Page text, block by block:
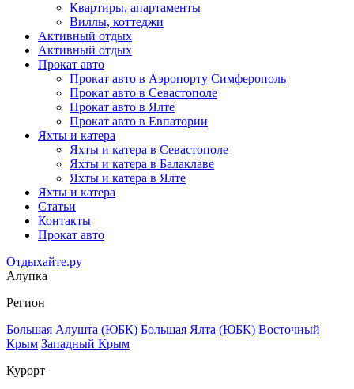
Квартиры, апартаменты
Виллы, коттеджи
Активный отдых
Активный отдых
Прокат авто
Прокат авто в Аэропорту Симферополь
Прокат авто в Севастополе
Прокат авто в Ялте
Прокат авто в Евпатории
Яхты и катера
Яхты и катера в Севастополе
Яхты и катера в Балаклаве
Яхты и катера в Ялте
Яхты и катера
Статьи
Контакты
Прокат авто
Отдыхайте.ру
Алупка
Регион
Большая Алушта (ЮБК) Большая Ялта (ЮБК) Восточный
Крым Западный Крым
Курорт